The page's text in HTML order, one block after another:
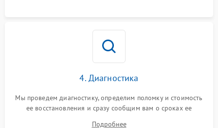
4. Диагностика
Мы проведем диагностику, определим поломку и стоимость
ее восстановления и сразу сообщим вам о сроках ее
Подробнее